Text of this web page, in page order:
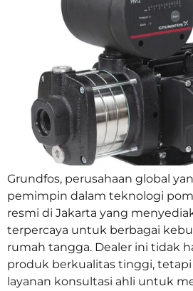
Grundfos, perusahaan global
pemimpin dalam teknologi
resmi di Jakarta yang
terpercaya untuk berbagai
rumah tangga. Dealer ini tidak
produk berkualitas tinggi,
layanan konsultasi ahli untuk